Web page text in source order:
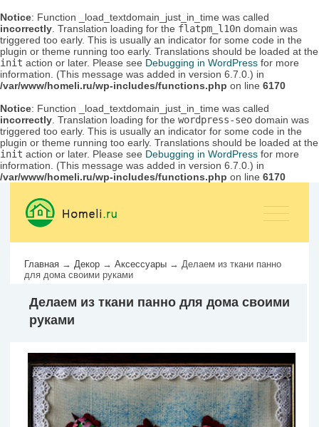
Notice: Function _load_textdomain_just_in_time was called
incorrectly . Translation loading for the flatpm_l10n domain was
triggered too early. This is usually an indicator for some code in the
plugin or theme running too early. Translations should be loaded at the
init action or later. Please see Debugging in WordPress for more
information. (This message was added in version 6.7.0.) in
/var/www/homeli.ru/wp-includes/functions.php on line 6170
Notice: Function _load_textdomain_just_in_time was called
incorrectly . Translation loading for the wordpress-seo domain was
triggered too early. This is usually an indicator for some code in the
plugin or theme running too early. Translations should be loaded at the
init action or later. Please see Debugging in WordPress for more
information. (This message was added in version 6.7.0.) in
/var/www/homeli.ru/wp-includes/functions.php on line 6170
Главная → Декор → Аксессуары → Делаем из ткани панно
для дома своими руками
Делаем из ткани панно для дома своими
руками